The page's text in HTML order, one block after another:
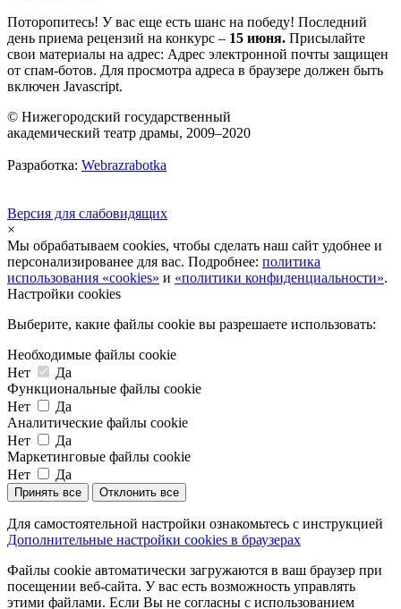
Поторопитесь! У вас еще есть шанс на победу! Последний
день приема рецензий на конкурс – 15 июня. Присылайте
свои материалы на адрес: Адрес электронной почты защищен
от спам-ботов. Для просмотра адреса в браузере должен быть
включен Javascript.
© Нижегородский государственный
академический театр драмы, 2009–2020
Разработка: Webrazrabotka
Версия для слабовидящих
×
Мы обрабатываем cookies, чтобы сделать наш сайт удобнее и
персонализированее для вас. Подробнее: политика
использования «cookies» и «политики конфиденциальности».
Настройки cookies
Выберите, какие файлы cookie вы разрешаете использовать:
Необходимые файлы cookie
Нет
Да
Функциональные файлы cookie
Нет
Да
Аналитические файлы cookie
Нет
Да
Маркетинговые файлы cookie
Нет
Да
Принять все Отклонить все
Для самостоятельной настройки ознакомьтесь с инструкцией
Дополнительные настройки cookies в браузерах
Файлы cookie автоматически загружаются в ваш браузер при
посещении веб-сайта. У вас есть возможность управлять
этими файлами. Если Вы не согласны с использованием